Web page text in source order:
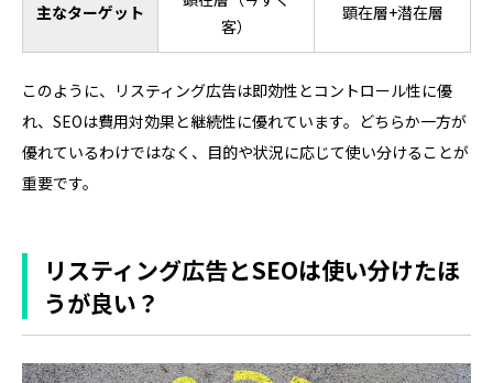
主なターゲット
客）
顕在層+潜在層
このように、リスティング広告は即効性とコントロール性に優
れ、SEOは費用対効果と継続性に優れています。どちらか一方が
優れているわけではなく、目的や状況に応じて使い分けることが
重要です。
リスティング広告とSEOは使い分けたほ
うが良い？